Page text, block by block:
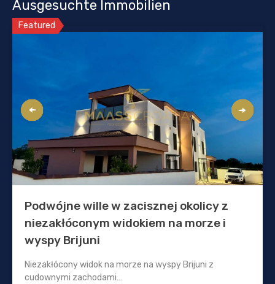
Ausgesuchte Immobilien
Featured
Podwójne wille w zacisznej okolicy z
niezakłóconym widokiem na morze i
wyspy Brijuni
Niezakłócony widok na morze na wyspy Brijuni z
cudownymi zachodami…